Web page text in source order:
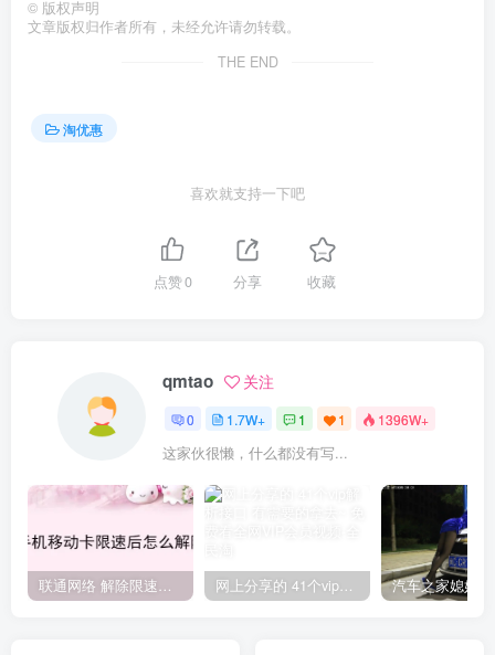
© 版权声明
文章版权归作者所有，未经允许请勿转载。
THE END
淘优惠
喜欢就支持一下吧
点赞0 分享 收藏
qmtao 关注
0 1.7W+ 1 1 1396W+
这家伙很懒，什么都没有写...
联通网络 解除限速方法参考！畅享、畅玩、老白干等及其它地区自测了 网上分享的 41个vip解析接口 有需要的拿去~ 免费看全网VIP会员视频